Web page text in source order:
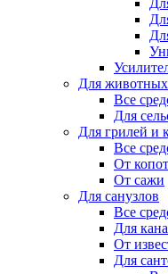
Для животных
Все
Для
Для грилей и
Все
От
От сажи
Для санузлов
Все
Для
От
Для